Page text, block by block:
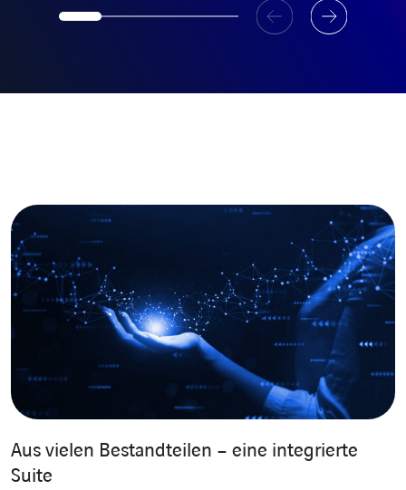
Aus vielen Bestandteilen – eine integrierte
Suite